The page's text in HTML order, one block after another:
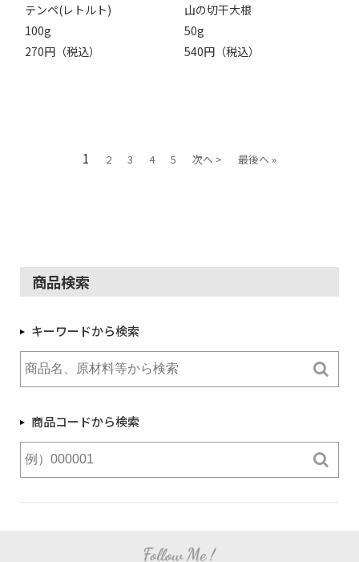
テンペ(レトルト)
100g
270円（税込）
山の切干大根
50g
540円（税込）
1 2 3 4 5 次へ > 最後へ »
商品検索
キーワードから検索
商品コードから検索